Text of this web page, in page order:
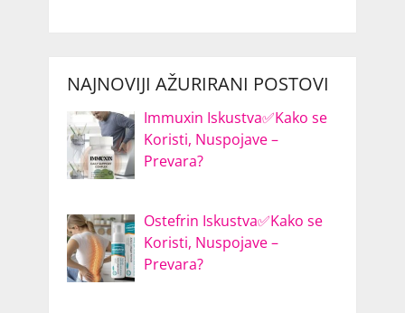
NAJNOVIJI AŽURIRANI POSTOVI
Immuxin Iskustva✅Kako se
Koristi, Nuspojave –
Prevara?
Ostefrin Iskustva✅Kako se
Koristi, Nuspojave –
Prevara?